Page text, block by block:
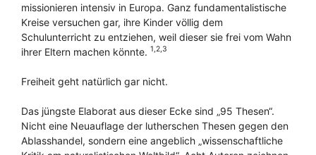
missionieren intensiv in Europa. Ganz fundamentalistische
Kreise versuchen gar, ihre Kinder völlig dem
Schulunterricht zu entziehen, weil dieser sie frei vom Wahn
ihrer Eltern machen könnte. 1,2,3
Freiheit geht natürlich gar nicht.
Das jüngste Elaborat aus dieser Ecke sind „95 Thesen“.
Nicht eine Neuauflage der lutherschen Thesen gegen den
Ablasshandel, sondern eine angeblich „wissenschaftliche